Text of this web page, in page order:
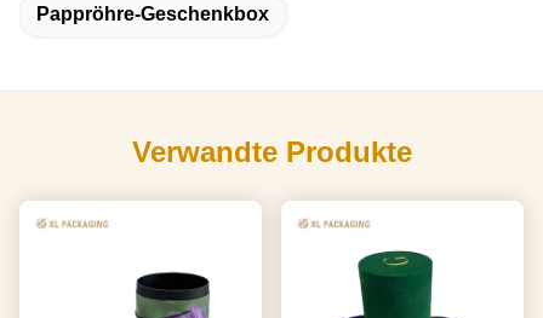
Pappröhre-Geschenkbox
Verwandte Produkte